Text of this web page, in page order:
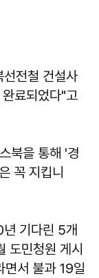
전철 건설사
완료되었다"고
북을 통해 '경
꼭 지킵니
기다린 5개
도민청원 게시
면서 불과 19일